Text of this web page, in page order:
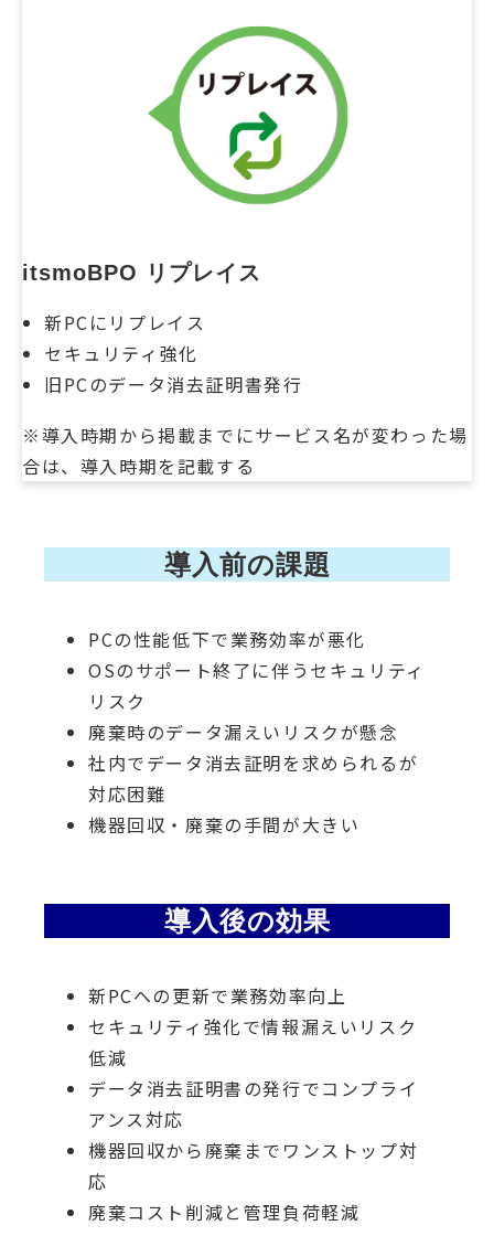
itsmoBPO リプレイス
新PCにリプレイス
セキュリティ強化
旧PCのデータ消去証明書発行
※導入時期から掲載までにサービス名が変わった場
合は、導入時期を記載する
導入前の課題
PCの性能低下で業務効率が悪化
OSのサポート終了に伴うセキュリティ
リスク
廃棄時のデータ漏えいリスクが懸念
社内でデータ消去証明を求められるが
対応困難
機器回収・廃棄の手間が大きい
導入後の効果
新PCへの更新で業務効率向上
セキュリティ強化で情報漏えいリスク
低減
データ消去証明書の発行でコンプライ
アンス対応
機器回収から廃棄までワンストップ対
応
廃棄コスト削減と管理負荷軽減